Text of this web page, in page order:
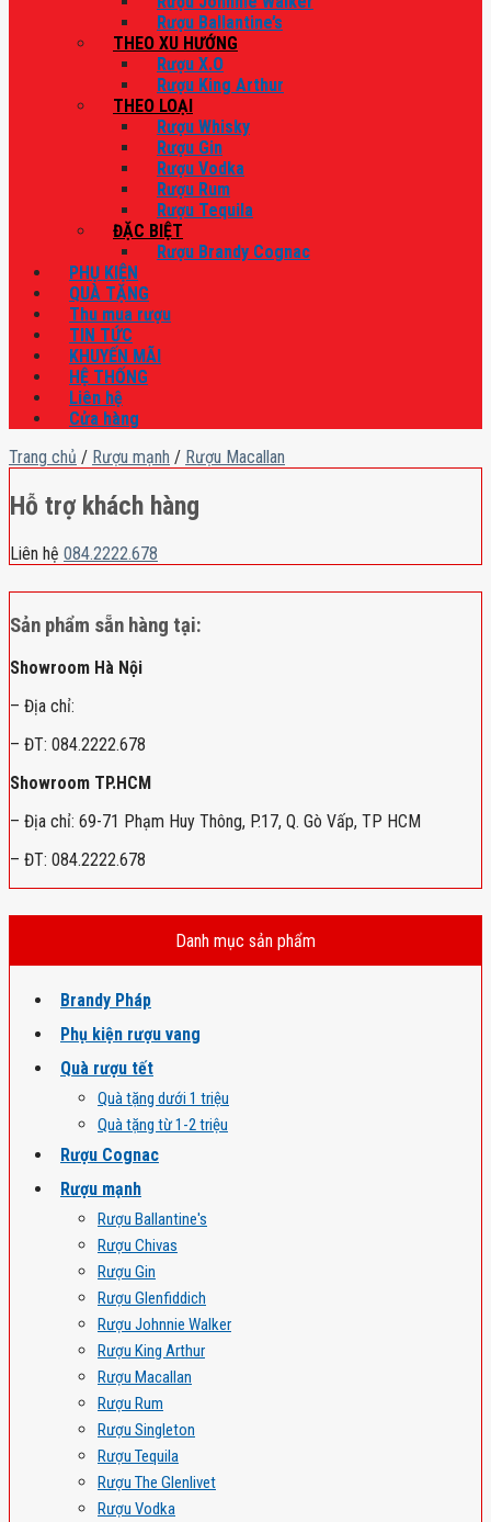
Rượu Ballantine’s
THEO XU HƯỚNG
Rượu X.O
Rượu King Arthur
THEO LOẠI
Rượu Whisky
Rượu Gin
Rượu Vodka
Rượu Rum
Rượu Tequila
ĐẶC BIỆT
Rượu Brandy Cognac
PHỤ KIỆN
QUÀ TẶNG
Thu mua rượu
TIN TỨC
KHUYẾN MÃI
HỆ THỐNG
Liên hệ
Cửa hàng
Trang chủ / Rượu mạnh / Rượu Macallan
Hỗ trợ khách hàng
Liên hệ 084.2222.678
Sản phẩm sẵn hàng tại:
Showroom Hà Nội
– Địa chỉ:
– ĐT: 084.2222.678
Showroom TP.HCM
– Địa chỉ: 69-71 Phạm Huy Thông, P.17, Q. Gò Vấp, TP HCM
– ĐT: 084.2222.678
Danh mục sản phẩm
Brandy Pháp
Phụ kiện rượu vang
Quà rượu tết
Quà tặng dưới 1 triệu
Quà tặng từ 1-2 triệu
Rượu Cognac
Rượu mạnh
Rượu Ballantine's
Rượu Chivas
Rượu Gin
Rượu Glenfiddich
Rượu Johnnie Walker
Rượu King Arthur
Rượu Macallan
Rượu Rum
Rượu Singleton
Rượu Tequila
Rượu The Glenlivet
Rượu Vodka